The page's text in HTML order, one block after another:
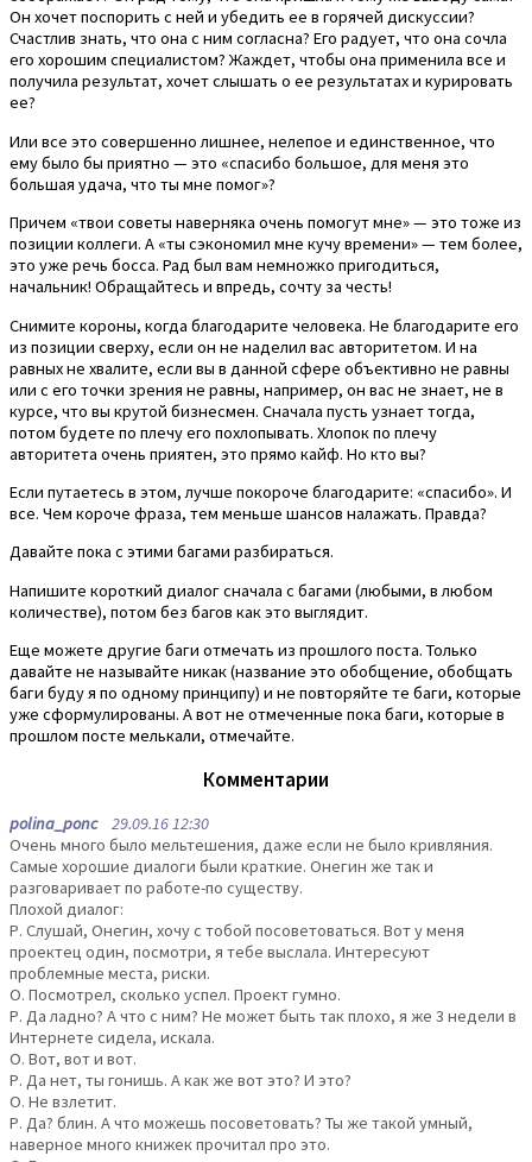
Он хочет поспорить с ней и убедить ее в горячей дискуссии?
Счастлив знать, что она с ним согласна? Его радует, что она сочла
его хорошим специалистом? Жаждет, чтобы она применила все и
получила результат, хочет слышать о ее результатах и курировать
ее?
Или все это совершенно лишнее, нелепое и единственное, что
ему было бы приятно — это «спасибо большое, для меня это
большая удача, что ты мне помог»?
Причем «твои советы наверняка очень помогут мне» — это тоже из
позиции коллеги. А «ты сэкономил мне кучу времени» — тем более,
это уже речь босса. Рад был вам немножко пригодиться,
начальник! Обращайтесь и впредь, сочту за честь!
Снимите короны, когда благодарите человека. Не благодарите его
из позиции сверху, если он не наделил вас авторитетом. И на
равных не хвалите, если вы в данной сфере объективно не равны
или с его точки зрения не равны, например, он вас не знает, не в
курсе, что вы крутой бизнесмен. Сначала пусть узнает тогда,
потом будете по плечу его похлопывать. Хлопок по плечу
авторитета очень приятен, это прямо кайф. Но кто вы?
Если путаетесь в этом, лучше покороче благодарите: «спасибо». И
все. Чем короче фраза, тем меньше шансов налажать. Правда?
Давайте пока с этими багами разбираться.
Напишите короткий диалог сначала с багами (любыми, в любом
количестве), потом без багов как это выглядит.
Еще можете другие баги отмечать из прошлого поста. Только
давайте не называйте никак (название это обобщение, обобщать
баги буду я по одному принципу) и не повторяйте те баги, которые
уже сформулированы. А вот не отмеченные пока баги, которые в
прошлом посте мелькали, отмечайте.
Комментарии
polina_ponc29.09.16 12:30
Очень много было мельтешения, даже если не было кривляния.
Самые хорошие диалоги были краткие. Онегин же так и
разговаривает по работе-по существу.
Плохой диалог:
Р. Слушай, Онегин, хочу с тобой посоветоваться. Вот у меня
проектец один, посмотри, я тебе выслала. Интересуют
проблемные места, риски.
О. Посмотрел, сколько успел. Проект гумно.
Р. Да ладно? А что с ним? Не может быть так плохо, я же 3 недели в
Интернете сидела, искала.
О. Вот, вот и вот.
Р. Да нет, ты гонишь. А как же вот это? И это?
О. Не взлетит.
Р. Да? блин. А что можешь посоветовать? Ты же такой умный,
наверное много книжек прочитал про это.